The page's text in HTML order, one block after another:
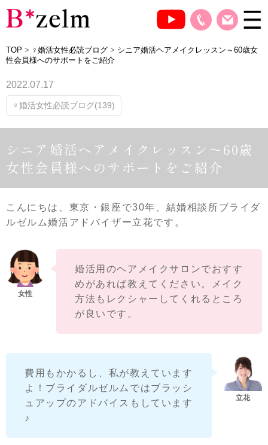
TOP > ♀婚活女性必読ブログ > シニア婚活ヘアメイクレッスン～60歳女
性会員様へのサポートをご紹介
2022.07.17
♀婚活女性必読ブログ(139)
シニア婚活ヘアメイクレッスン～60歳
女性会員様へのサポートをご紹介
こんにちは、東京・銀座で30年、結婚相談所ブライダ
ルゼルム婚活アドバイザー立花です。
婚活用のヘアメイクサロンでおすす
めがあれば教えてください。メイク
方法もレクシャーしてくれるところ
が良いです。
費用もかかるし、私が教えています
よ！ブライダルゼルムではブラッシ
ュアップのアドバイスもしています
♪